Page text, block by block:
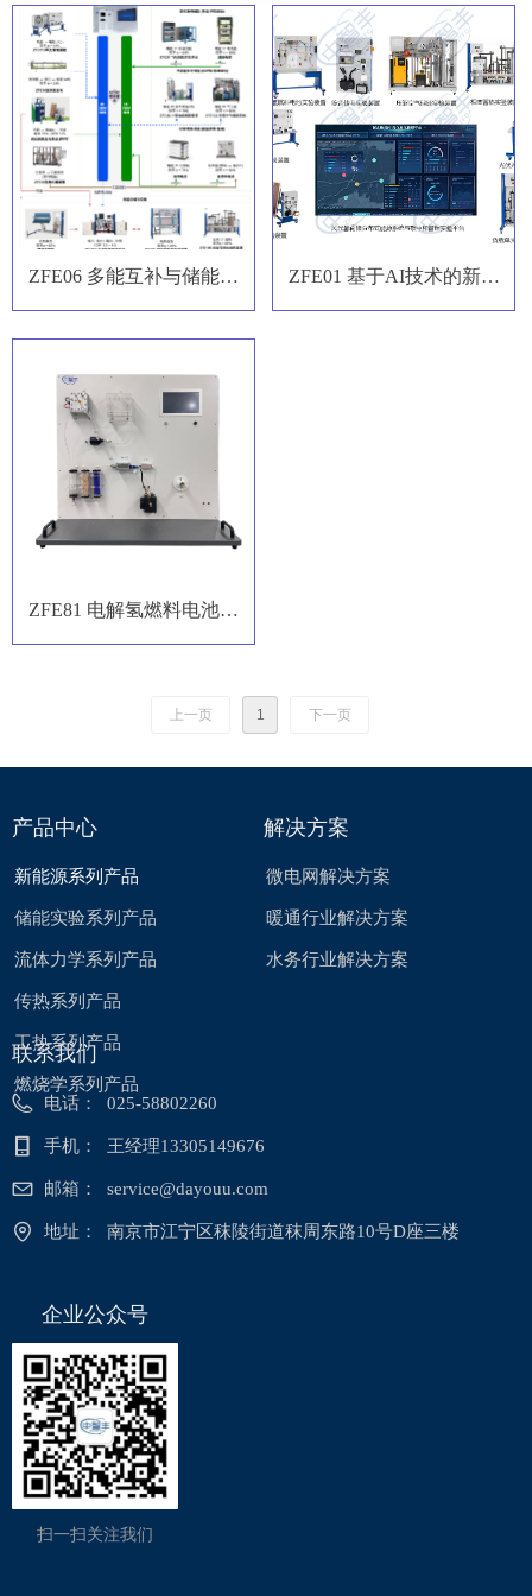
ZFE06 多能互补与储能虚 ZFE01 基于AI技术的新能
ZFE81 电解氢燃料电池实
上一页 1 下一页
产品中心
新能源系列产品
储能实验系列产品
流体力学系列产品
传热系列产品
工热系列产品
燃烧学系列产品
解决方案
微电网解决方案
暖通行业解决方案
水务行业解决方案
联系我们
电话： 025-58802260
手机： 王经理13305149676
邮箱： service@dayouu.com
地址： 南京市江宁区秣陵街道秣周东路10号D座三楼
扫一扫关注我们
企业公众号